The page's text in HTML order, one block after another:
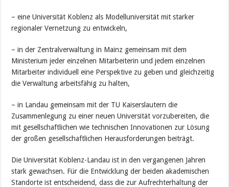
– eine Universität Koblenz als Modelluniversität mit starker
regionaler Vernetzung zu entwickeln,
– in der Zentralverwaltung in Mainz gemeinsam mit dem
Ministerium jeder einzelnen Mitarbeiterin und jedem einzelnen
Mitarbeiter individuell eine Perspektive zu geben und gleichzeitig
die Verwaltung arbeitsfähig zu halten,
– in Landau gemeinsam mit der TU Kaiserslautern die
Zusammenlegung zu einer neuen Universität vorzubereiten, die
mit gesellschaftlichen wie technischen Innovationen zur Lösung
der großen gesellschaftlichen Herausforderungen beiträgt.
Die Universität Koblenz-Landau ist in den vergangenen Jahren
stark gewachsen. Für die Entwicklung der beiden akademischen
Standorte ist entscheidend, dass die zur Aufrechterhaltung der